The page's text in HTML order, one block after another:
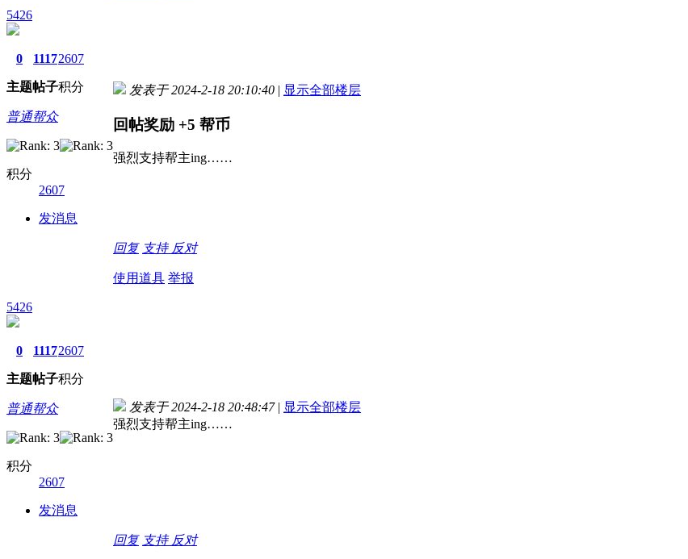
5426
0
主题
1117
帖子
2607
积分
普通帮众
积分
2607
发消息
发表于 2024-2-18 20:10:40 | 显示全部楼层
回帖奖励 +5 帮币
强烈支持帮主ing……
回复 支持 反对
使用道具 举报
5426
0
主题
1117
帖子
2607
积分
普通帮众
积分
2607
发消息
发表于 2024-2-18 20:48:47 | 显示全部楼层
强烈支持帮主ing……
回复 支持 反对